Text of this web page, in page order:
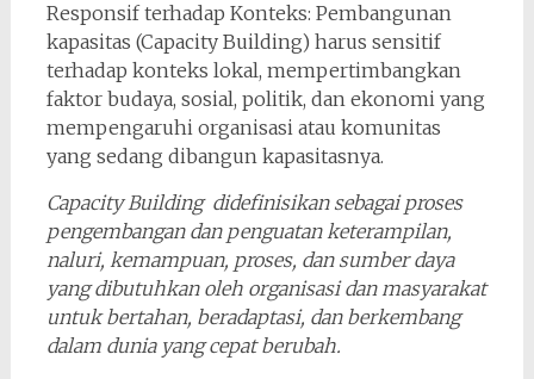
Responsif terhadap Konteks: Pembangunan
kapasitas (Capacity Building) harus sensitif
terhadap konteks lokal, mempertimbangkan
faktor budaya, sosial, politik, dan ekonomi yang
mempengaruhi organisasi atau komunitas
yang sedang dibangun kapasitasnya.
Capacity Building didefinisikan sebagai proses
pengembangan dan penguatan keterampilan,
naluri, kemampuan, proses, dan sumber daya
yang dibutuhkan oleh organisasi dan masyarakat
untuk bertahan, beradaptasi, dan berkembang
dalam dunia yang cepat berubah.